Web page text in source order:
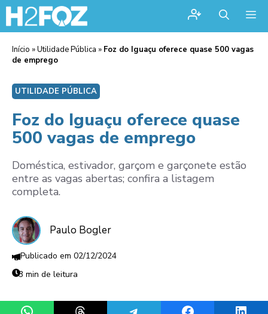
Início »Utilidade Pública » Foz do Iguaçu oferece quase 500 vagas
de emprego
UTILIDADE PÚBLICA
Foz do Iguaçu oferece quase
500 vagas de emprego
Doméstica, estivador, garçom e garçonete estão
entre as vagas abertas; confira a listagem
completa.
Paulo Bogler
02/12/2024
3 min de leitura
Share on WhatsAppShare on ThreadsShare on TelegramShare on Facebook